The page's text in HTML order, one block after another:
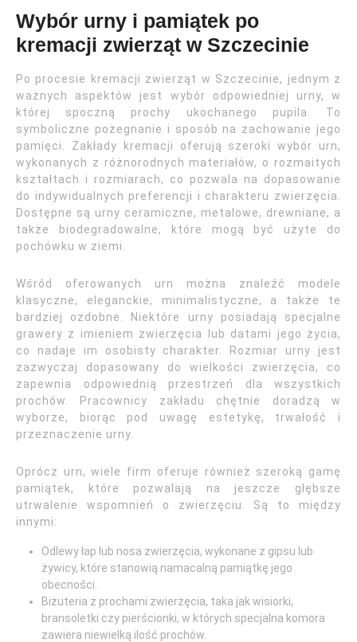
Wybór urny i pamiątek po
kremacji zwierząt w Szczecinie
Po procesie kremacji zwierząt w Szczecinie, jednym z
ważnych aspektów jest wybór odpowiedniej urny, w
której spoczną prochy ukochanego pupila. To
symboliczne pożegnanie i sposób na zachowanie jego
pamięci. Zakłady kremacji oferują szeroki wybór urn,
wykonanych z różnorodnych materiałów, o rozmaitych
kształtach i rozmiarach, co pozwala na dopasowanie
do indywidualnych preferencji i charakteru zwierzęcia.
Dostępne są urny ceramiczne, metalowe, drewniane, a
także biodegradowalne, które mogą być użyte do
pochówku w ziemi.
Wśród oferowanych urn można znaleźć modele
klasyczne, eleganckie, minimalistyczne, a także te
bardziej ozdobne. Niektóre urny posiadają specjalne
grawery z imieniem zwierzęcia lub datami jego życia,
co nadaje im osobisty charakter. Rozmiar urny jest
zazwyczaj dopasowany do wielkości zwierzęcia, co
zapewnia odpowiednią przestrzeń dla wszystkich
prochów. Pracownicy zakładu chętnie doradzą w
wyborze, biorąc pod uwagę estetykę, trwałość i
przeznaczenie urny.
Oprócz urn, wiele firm oferuje również szeroką gamę
pamiątek, które pozwalają na jeszcze głębsze
utrwalenie wspomnień o zwierzęciu. Są to między
innymi:
Odlewy łap lub nosa zwierzęcia, wykonane z gipsu lub
żywicy, które stanowią namacalną pamiątkę jego
obecności.
Biżuteria z prochami zwierzęcia, taka jak wisiorki,
bransoletki czy pierścionki, w których specjalna komora
zawiera niewielką ilość prochów.